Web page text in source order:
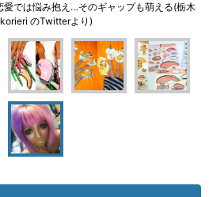
愛では悩み抱え…そのギャップも萌える(栃木
のTwitterより)